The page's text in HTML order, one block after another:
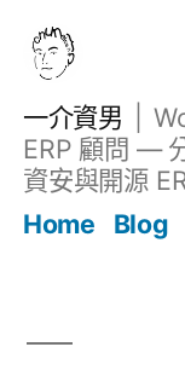
一介資男
ERP 顧問 —
資安與開源
Home
Blog
文章